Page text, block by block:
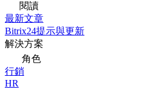
閱讀
最新文章
Bitrix24提示與更新
解決方案
角色
行銷
HR